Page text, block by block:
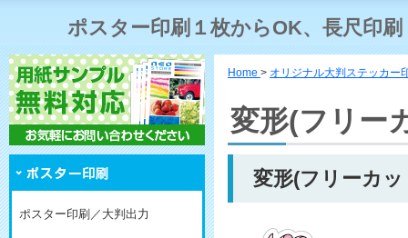
ポスター印刷１枚からOK、長尺印
ポスター印刷／大判出力
Home > オリジナル大判ステッカー
変形(フリー
変形(フリーカ